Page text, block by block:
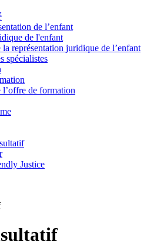
de l’enfant
de l'enfant
représentation juridique de l’enfant
spécialistes
l’offre de formation
Justice